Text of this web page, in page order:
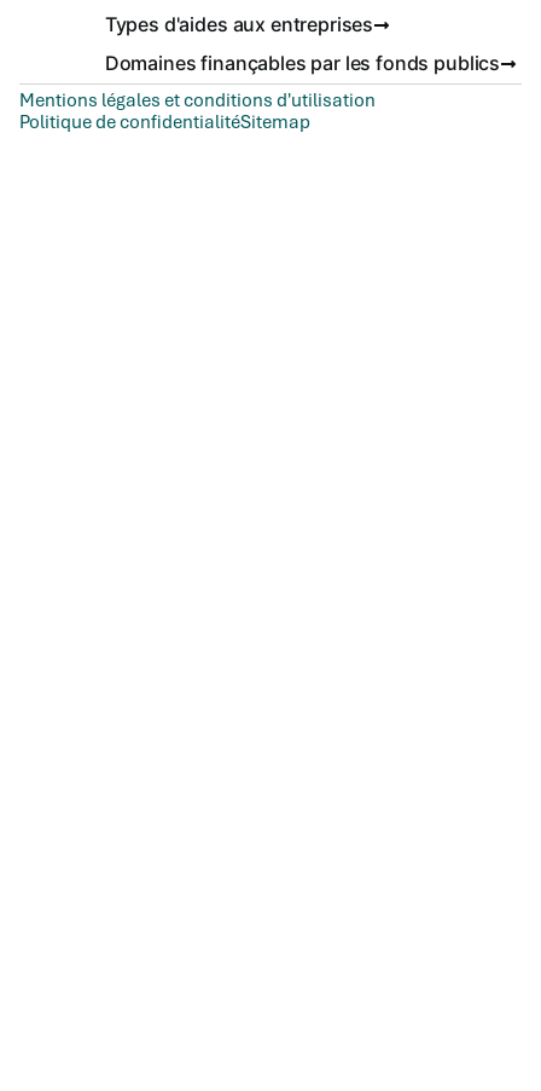
Types d'aides aux entreprises
Domaines finançables par les fonds publics
Mentions légales et conditions d'utilisation
Politique de confidentialitéSitemap